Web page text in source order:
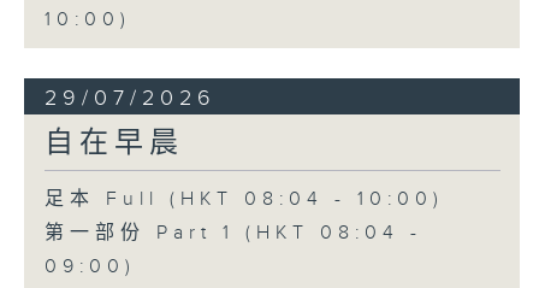
10:00)
29/07/2026
自在早晨
足本 Full (HKT 08:04 - 10:00)
第一部份 Part 1 (HKT 08:04 -
09:00)